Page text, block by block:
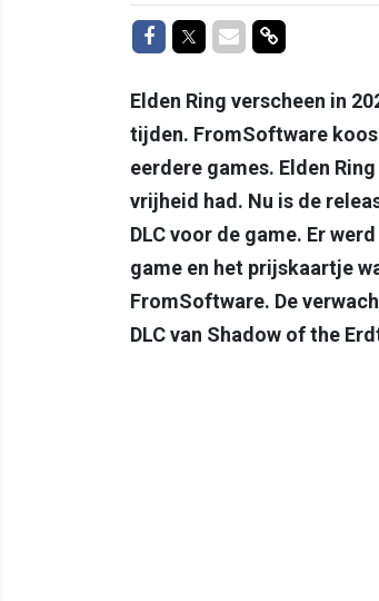
Delen op Facebook
Delen op Twitter
Delen via Mail
Delen via link
Elden Ring verscheen in
tijden. FromSoftware
eerdere games. Elden
vrijheid had. Nu is de
DLC voor de game. Er
game en het prijskaartje
FromSoftware. De
DLC van Shadow of the